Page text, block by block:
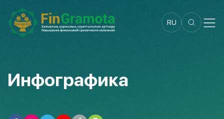
RU
Инфографика